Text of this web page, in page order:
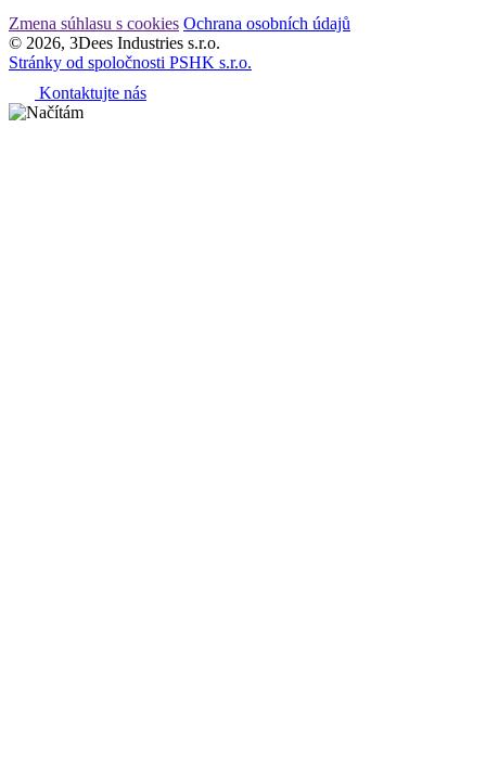
Zmena súhlasu s cookies Ochrana osobních údajů
© 2026, 3Dees Industries s.r.o.
Stránky od spoločnosti PSHK s.r.o.
Kontaktujte nás